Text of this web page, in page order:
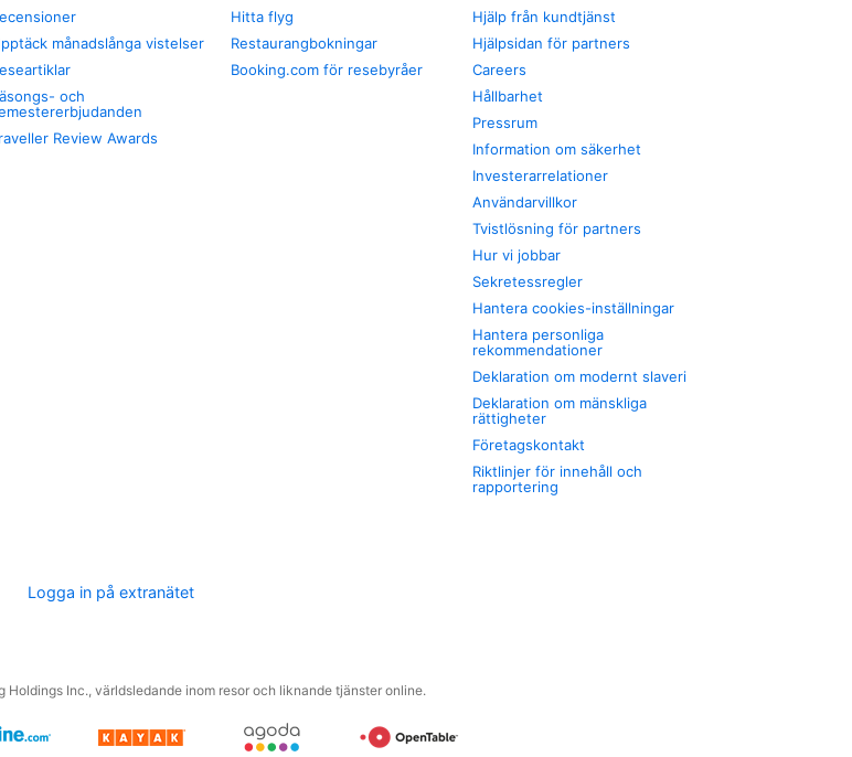
månadslånga vistelser
och
Review Awards
Hitta flyg
Restaurangbokningar
Booking.com för resebyråer
Hjälp från kundtjänst
Hjälpsidan för partners
Careers
Hållbarhet
Pressrum
Information om säkerhet
Investerarrelationer
Användarvillkor
Tvistlösning för partners
Hur vi jobbar
Sekretessregler
Hantera cookies-inställningar
Hantera personliga
rekommendationer
Deklaration om modernt slaveri
Deklaration om mänskliga
rättigheter
Företagskontakt
Riktlinjer för innehåll och
rapportering
Logga in på extranätet
Holdings Inc., världsledande inom resor och liknande tjänster online.